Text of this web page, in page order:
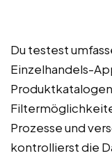
Du testest
Einzelhandels-
Prozesse und
kontrollierst die